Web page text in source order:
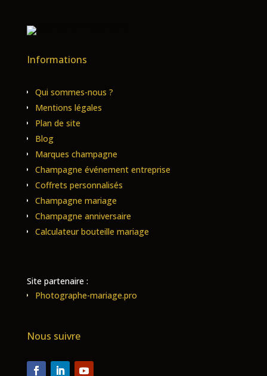
Informations
Qui sommes-nous ?
Mentions légales
Plan de site
Blog
Marques champagne
Champagne événement entreprise
Coffrets personnalisés
Champagne mariage
Champagne anniversaire
Calculateur bouteille mariage
Site partenaire :
Photographe-mariage.pro
Nous suivre